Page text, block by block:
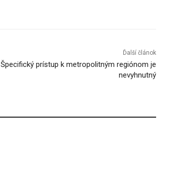
Ďalší článok
Špecifický prístup k metropolitným regiónom je
nevyhnutný